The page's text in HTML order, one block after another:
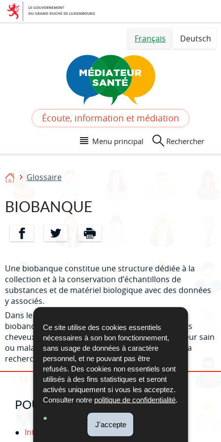
Ce site utilise des cookies essentiels
nécessaires à son bon fonctionnement,
sans usage de données à caractère
personnel, et ne pouvant pas être
refusés. Des cookies non essentiels sont
utilisés à des fins statistiques et seront
activés uniquement si vous les acceptez.
Consulter notre politique de confidentialité.
J'accepte
Aller
Aller
au
Écoute, information et médiation
Menu principal Rechercher
Changer
de
langue
Français Deutsch
Accueil
Glossaire
BIOBANQUE
Partager sur Facebook
Partager sur Twitter
Une biobanque constitue une structure dédiée à la
collection et à la conservation d’échantillons de
substances et de matériel biologique avec des données
y associés.
Dans le contexte de la recherche médicale, une
biobanque collecte ainsi par exemple du sang, des
cheveux ... et des données de santé sur un donneur sain
ou malade pour leur utilisation dans le cadre de la
recherche.
POUR EN SAVOIR PLUS
Integrated Biobank of Luxembourg (IBBL)